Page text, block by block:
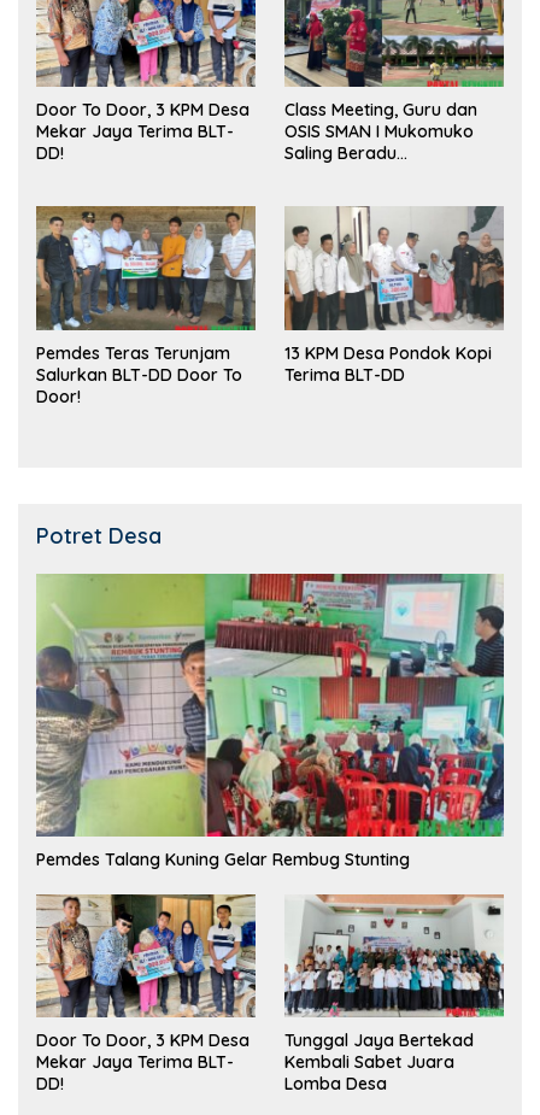
Door To Door, 3 KPM Desa
Mekar Jaya Terima BLT-
DD!
Class Meeting, Guru dan
OSIS SMAN I Mukomuko
Saling Beradu
Pemdes Teras Terunjam
Salurkan BLT-DD Door To
Door!
13 KPM Desa Pondok Kopi
Terima BLT-DD
Potret Desa
Pemdes Talang Kuning Gelar Rembug Stunting
Door To Door, 3 KPM Desa
Mekar Jaya Terima BLT-
DD!
Tunggal Jaya Bertekad
Kembali Sabet Juara
Lomba Desa